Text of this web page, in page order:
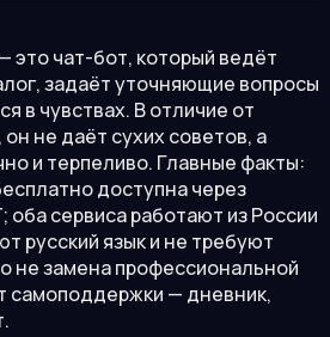
это чат-бот, который ведёт
задаёт уточняющие вопросы
в чувствах. В отличие от
не даёт сухих советов, а
и терпеливо. Главные факты:
доступна через
оба сервиса работают из России
русский язык и не требуют
не замена профессиональной
самоподдержки — дневник,